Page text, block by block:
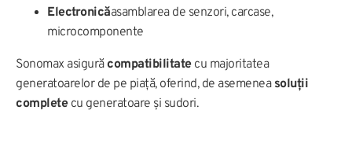
Electronicăasamblarea de senzori, carcase,
microcomponente
Sonomax asigurăcompatibilitatecu majoritatea
generatoarelor de pe piață, oferind, de asemenea soluții
completecu generatoare și sudori.